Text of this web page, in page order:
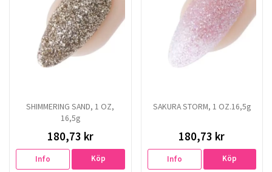
SHIMMERING SAND, 1 OZ,
16,5g
180,73 kr
Info Köp
SAKURA STORM, 1 OZ.16,5g
180,73 kr
Info Köp